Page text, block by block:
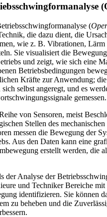
(
die dazu dient, die
wie z. B. Vibrationen, Lärm
Sie visualisiert die
und zeigt, wie sich eine
Betriebsbedingungen
Kräfte zur Anwendung;
sich selbst angeregt, und es
gemessen.
von Sensoren, meist
Stellen des
messen die Bewegung der
Aus den Daten kann eine
erstellt werden, die
der Analyse der
und Techniker Bereiche
identifizieren. Sie können
zu beheben und die